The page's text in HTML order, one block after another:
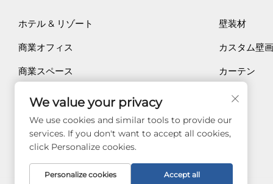
ホテル & リゾート
商業オフィス
商業スペース
個人住宅
医療用
壁装材
カスタム壁画
カーテン
We value your privacy
We use cookies and similar tools to provide our
services. If you don't want to accept all cookies,
click Personalize cookies.
Personalize cookies Accept all